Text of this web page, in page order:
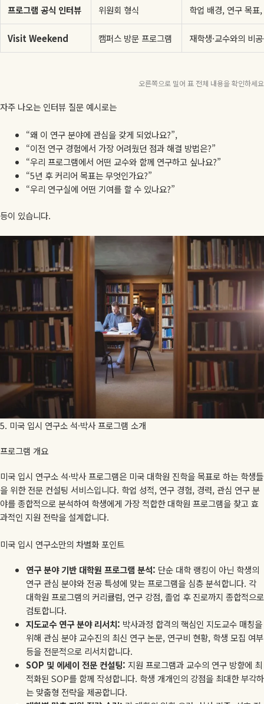
프로그램 공식 인터뷰 위원회 형식 학업 배경, 연구 목표
Visit Weekend 캠퍼스 방문 프로그램 재학생·교수와의 비
오른쪽으로 밀어 표 전체 내용을 확인하세요
자주 나오는 인터뷰 질문 예시로는
“왜 이 연구 분야에 관심을 갖게 되었나요?”,
“이전 연구 경험에서 가장 어려웠던 점과 해결 방법은?”
“우리 프로그램에서 어떤 교수와 함께 연구하고 싶나요?”
“5년 후 커리어 목표는 무엇인가요?”
“우리 연구실에 어떤 기여를 할 수 있나요?”
등이 있습니다.
5. 미국 입시 연구소 석·박사 프로그램 소개
프로그램 개요
미국 입시 연구소 석·박사 프로그램은 미국 대학원 진학을 목표로 하는 학생들
을 위한 전문 컨설팅 서비스입니다. 학업 성적, 연구 경험, 경력, 관심 연구 분
야를 종합적으로 분석하여 학생에게 가장 적합한 대학원 프로그램을 찾고 효
과적인 지원 전략을 설계합니다.
미국 입시 연구소만의 차별화 포인트
연구 분야 기반 대학원 프로그램 분석: 단순 대학 랭킹이 아닌 학생의
연구 관심 분야와 전공 특성에 맞는 프로그램을 심층 분석합니다. 각
대학원 프로그램의 커리큘럼, 연구 강점, 졸업 후 진로까지 종합적으로
검토합니다.
지도교수 연구 분야 리서치: 박사과정 합격의 핵심인 지도교수 매칭을
위해 관심 분야 교수진의 최신 연구 논문, 연구비 현황, 학생 모집 여부
등을 전문적으로 리서치합니다.
SOP 및 에세이 전문 컨설팅: 지원 프로그램과 교수의 연구 방향에 최
적화된 SOP를 함께 작성합니다. 학생 개개인의 강점을 최대한 부각하
는 맞춤형 전략을 제공합니다.